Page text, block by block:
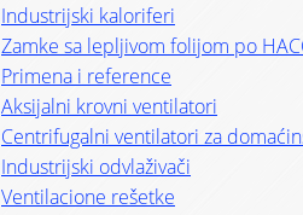
Industrijski kaloriferi
Zamke sa lepljivom folijom po
Primena i reference
Aksijalni krovni ventilatori
Centrifugalni ventilatori za
Industrijski odvlaživači
Ventilacione rešetke